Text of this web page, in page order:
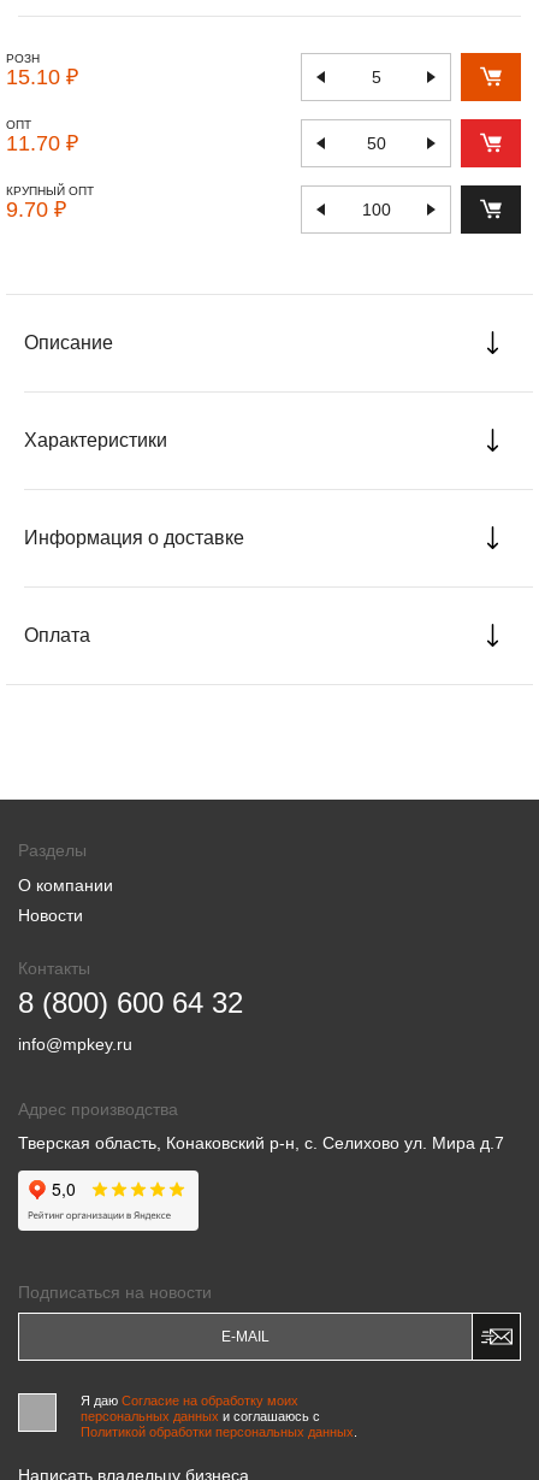
РОЗН
15.10 ₽
ОПТ
11.70 ₽
КРУПНЫЙ ОПТ
9.70 ₽
Описание
Характеристики
Информация о доставке
Оплата
Разделы
О компании
Новости
Контакты
8 (800) 600 64 32
info@mpkey.ru
Адрес производства
Тверская область, Конаковский р-н, с. Селихово ул. Мира д.7
Подписаться на новости
Я даю Согласие на обработку моих
персональных данных и соглашаюсь c
Политикой обработки персональных данных
Написать владельцу бизнеса